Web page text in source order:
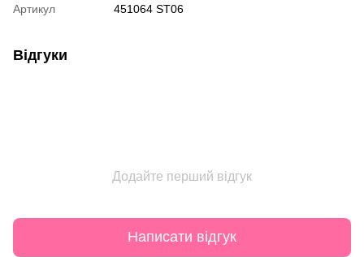
Артикул
451064 ST06
Відгуки
Додайте перший відгук
Написати відгук